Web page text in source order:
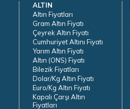
ALTIN
Altın Fiyatları
Gram Altın Fiyatı
Çeyrek Altın Fiyatı
Cumhuriyet Altını Fiyatı
Yarım Altın Fiyatı
Altın (ONS) Fiyatı
Bilezik Fiyatları
Dolar/Kg Altın Fiyatı
Euro/Kg Altın Fiyatı
Kapalı Çarşı Altın
Fiyatları